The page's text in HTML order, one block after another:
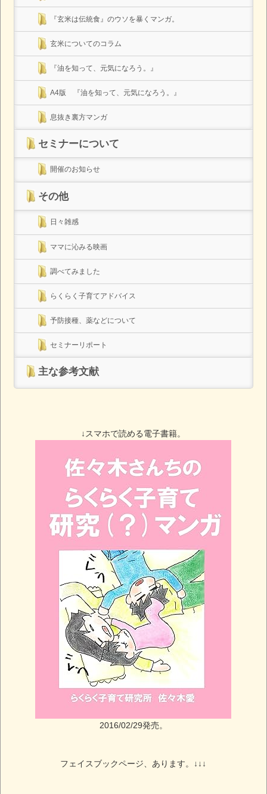
『玄米は伝統食』のウソを暴くマンガ。
玄米についてのコラム
『油を知って、元気になろう。』
A4版 『油を知って、元気になろう。』
息抜き裏方マンガ
セミナーについて
開催のお知らせ
その他
日々雑感
ママに沁みる映画
調べてみました
らくらく子育てアドバイス
予防接種、薬などについて
セミナーリポート
主な参考文献
↓スマホで読める電子書籍。
2016/02/29発売。
フェイスブックページ、あります。↓↓↓